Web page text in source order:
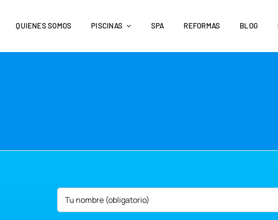
QUIENES SOMOS PISCINAS SPA REFORMAS BLOG